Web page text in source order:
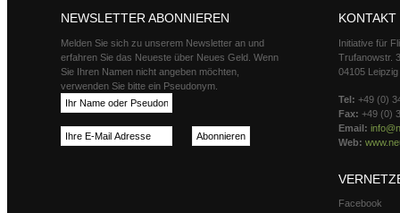
NEWSLETTER ABONNIEREN
Melden Sie sich zu unserem Newsletter an und
erfahren Sie das Neueste über Neues Geld. Wenn
Sie Ihren Namen nicht angeben möchten,
verwenden Sie bitte ein Pseudonym.
KONTAKT
Initiative für
Trufanowstr.
04105 Leipzig
Tel: +49 (0)
Fax: +49 (0)
Email:
Web:
Facebook